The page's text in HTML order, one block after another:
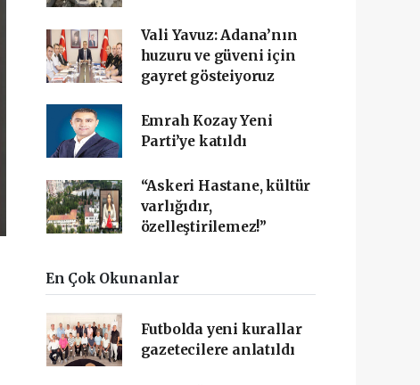
Vali Yavuz: Adana’nın
huzuru ve güveni için
gayret gösteiyoruz
Emrah Kozay Yeni
Parti’ye katıldı
“Askeri Hastane, kültür
varlığıdır,
özelleştirilemez!”
En Çok Okunanlar
Futbolda yeni kurallar
gazetecilere anlatıldı